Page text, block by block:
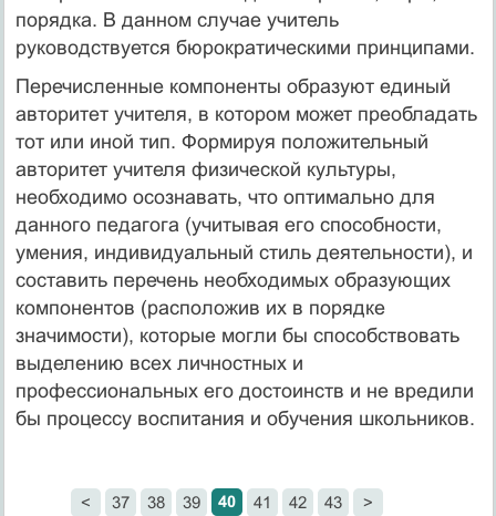
порядка. В данном случае учитель
руководствуется бюрократическими принципами.
Перечисленные компоненты образуют единый
авторитeт учителя, в котором может преобладать
тот или иной тип. Формируя положительный
авторитет учителя физической культуры,
необходимо осознавать, что оптимально для
данного педагога (учитывая его способности,
умения, индивидуальный стиль деятельности), и
составить перечень необходимых образующих
компонентов (расположив их в порядке
значимости), которые могли бы способствовать
выделению всех личностных и
профессиональных его достоинств и не вредили
бы процессу воспитания и обучения школьников.
< 37 38 39 40 41 42 43 >